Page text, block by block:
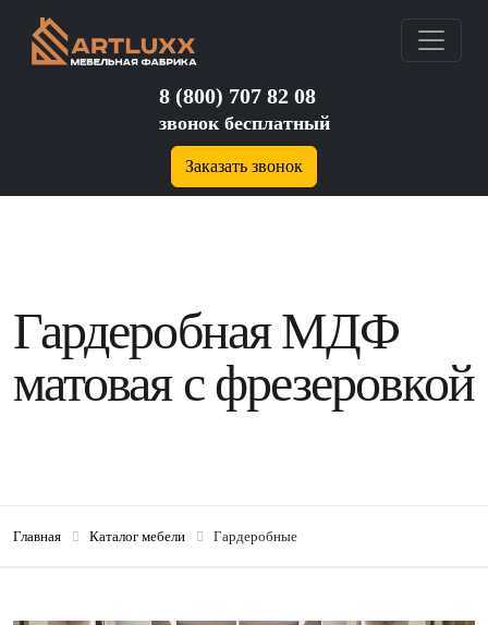
8 (800) 707 82 08
звонок бесплатный
Заказать звонок
Гардеробная МДФ
матовая с фрезеровкой
Главная Каталог мебели Гардеробные